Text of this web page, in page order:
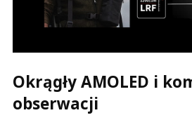
Okrągły AMOLED i
obserwacji